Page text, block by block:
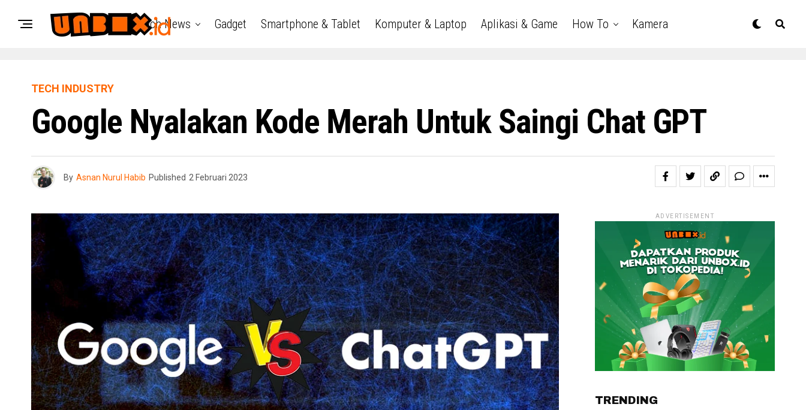
Tech News Gadget Smartphone & Tablet Komputer & Laptop Aplikasi & Game How To Kamera
TECH INDUSTRY
Google Nyalakan Kode Merah Untuk Saingi Chat GPT
By Asnan Nurul Habib Published 2 Februari 2023
ADVERTISEMENT
TRENDING